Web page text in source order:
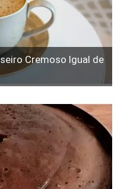
Cremoso Igual de